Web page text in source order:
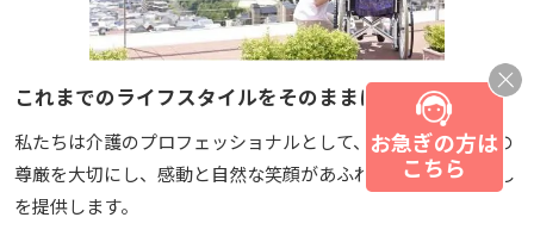
これまでのライフスタイルをそのままに。
私たちは介護のプロフェッショナルとして、お一人おひとりの
尊厳を大切にし、感動と自然な笑顔があふれるホームの暮らし
を提供します。
お急ぎの方は
こちら